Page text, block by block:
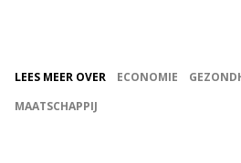
LEES MEER OVER ECONOMIE
MAATSCHAPPIJ